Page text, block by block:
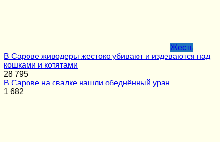
Жесть
В Сарове живодеры жестоко убивают и издеваются над
кошками и котятами
28 795
В Сарове на свалке нашли обеднённый уран
1 682